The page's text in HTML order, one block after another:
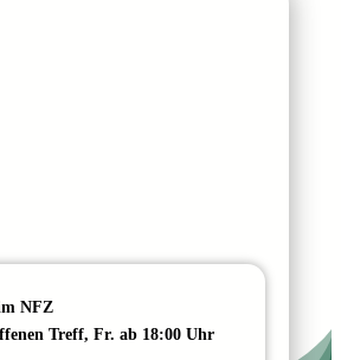
NFZ
Treff, Fr. ab 18:00 Uhr